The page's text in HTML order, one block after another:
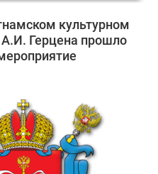
культурном
Герцена прошло